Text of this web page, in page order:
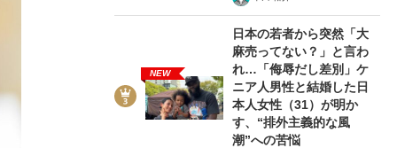
NEW
日本の若者から突然「大
麻売ってない？」と言わ
れ…「侮辱だし差別」ケ
ニア人男性と結婚した日
本人女性（31）が明か
す、“排外主義的な風
潮”への苦悩